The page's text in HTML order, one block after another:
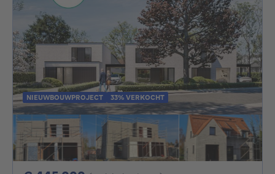
NIEUWBOUWPROJECT 33% VERKOCHT